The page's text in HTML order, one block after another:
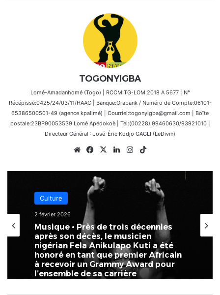
TOGONYIGBA
Lomé-Amadanhomé (Togo) | RCCM:TG-LOM 2018 A 5677 | N°
Récépissé:0425/24/03/11/HAAC | Banque:Orabank / Numéro de Compte:06101-
65386500501-49 (agence kpalimé) | Courriel:togonyigba@gmail.com | Boîte
postale:23BP90053539 Lomé Apédokoè | Tel:(00228) 99460630/93921010 |
Directeur Général : José-Éric Kodjo GAGLI (LeDivin)
WebsiteFacebook
X LinkedinInstagram
Culture
2 février 2026
Musique • Près de trois décennies
après son décès, le musicien
nigérian Fela Anikulapo Kuti a été
honoré en tant que premier Africain
à recevoir un Grammy Award pour
l’ensemble de sa carrière